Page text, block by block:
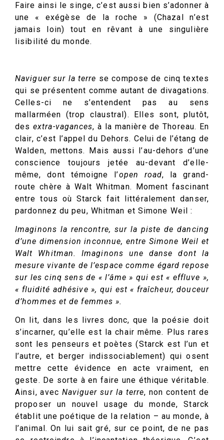
Faire ainsi le singe, c’est aussi bien s’adonner à
une « exégèse de la roche » (Chazal n’est
jamais loin) tout en rêvant à une singulière
lisibilité du monde.
Naviguer sur la terre se compose de cinq textes
qui se présentent comme autant de divagations.
Celles-ci ne s’entendent pas au sens
mallarméen (trop claustral). Elles sont, plutôt,
desextra-vagances, à la manière de Thoreau. En
clair, c’est l’appel du Dehors. Celui de l’étang de
Walden, mettons. Mais aussi l’au-dehors d’une
conscience toujours jetée au-devant d’elle-
même, dont témoigne l’open road, la grand-
route chère à Walt Whitman. Moment fascinant
entre tous où Starck fait littéralement danser,
pardonnez du peu, Whitman et Simone Weil :
Imaginons la rencontre, sur la piste de dancing
d’une dimension inconnue, entre Simone Weil et
Walt Whitman. Imaginons une danse dont la
mesure vivante de l’espace comme égard repose
sur les cinq sens de « l’âme » qui est « effluve »,
« fluidité adhésive », qui est « fraîcheur, douceur
d’hommes et de femmes ».
On lit, dans les livres donc, que la poésie doit
s’incarner, qu’elle est la chair même. Plus rares
sont les penseurs et poètes (Starck est l’un et
l’autre, et berger indissociablement) qui osent
mettre cette évidence en acte vraiment, en
geste. De sorte à en faire une éthique véritable.
Ainsi, avec Naviguer sur la terre, non content de
proposer un nouvel usage du monde, Starck
établit une poétique de la relation – au monde, à
l’animal. On lui sait gré, sur ce point, de ne pas